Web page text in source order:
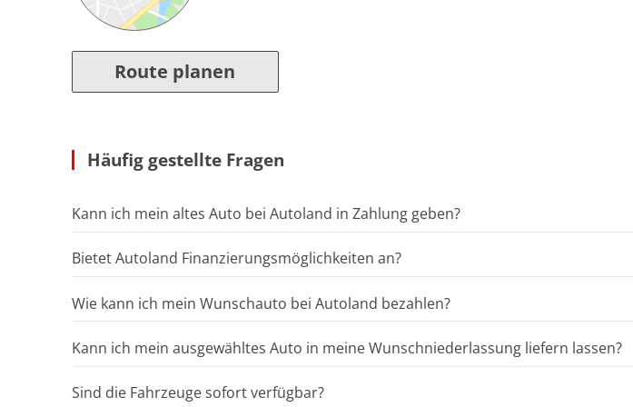
Route planen
Häufig gestellte Fragen
Kann ich mein altes Auto bei Autoland in Zahlung geben?
Bietet Autoland Finanzierungsmöglichkeiten an?
Wie kann ich mein Wunschauto bei Autoland bezahlen?
Kann ich mein ausgewähltes Auto in meine Wunschniederlassung liefern lassen?
Sind die Fahrzeuge sofort verfügbar?